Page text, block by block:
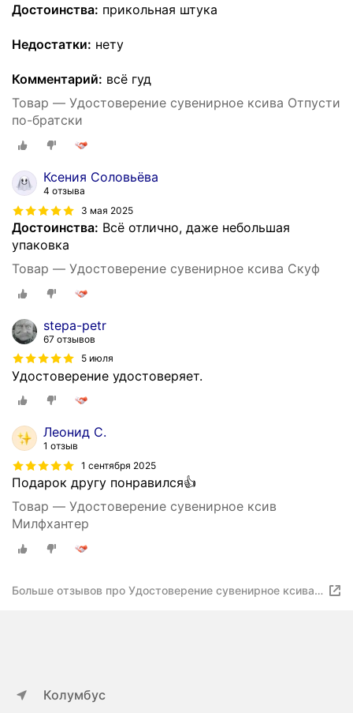
Достоинства: прикольная штука
Недостатки: нету
Комментарий: всё гуд
Товар — Удостоверение сувенирное ксива Отпусти
по-братски
Ксения Соловьёва
4 отзыва
3 мая 2025
Достоинства: Всё отлично, даже небольшая
упаковка
Товар — Удостоверение сувенирное ксива Скуф
stepa-petr
67 отзывов
5 июля
Удостоверение удостоверяет.
Леонид С.
1 отзыв
1 сентября 2025
Подарок другу понравился👍
Товар — Удостоверение сувенирное ксив
Милфхантер
Больше отзывов про Удостоверение сувенирное ксива
Колумбус